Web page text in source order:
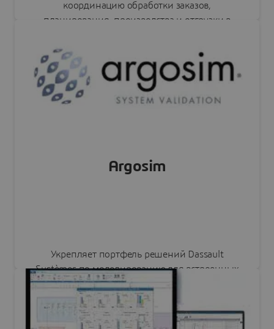
координацию обработки заказов,
планирования, производства и отгрузки в
Argosim
Укрепляет портфель решений Dassault
Systèmes по моделированию для встроенных
систем. Интегрировано в SIMULIA.